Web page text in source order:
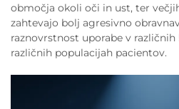
območja okoli oči in ust, ter
zahtevajo bolj agresivno
raznovrstnost uporabe v
različnih populacijah pacientov.